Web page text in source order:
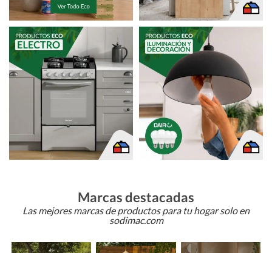
Marcas destacadas
Las mejores marcas de productos para tu hogar solo en
sodimac.com